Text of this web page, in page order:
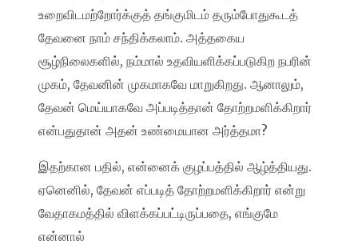
உறைவிடமற்றோர்க்குத் தங்குமிடம் தரும்போதுகூடத்
தேவனை நாம் சந்திக்கலாம். அத்தகைய
சூழ்நிலைகளில், நம்மால் உதவியளிக்கப்படுகிற நபரின்
முகம், தேவனின் முகமாகவே மாறுகிறது. ஆனாலும்,
தேவன் மெய்யாகவே அப்படித்தான் தோற்றமளிக்கிறார்
என்பதுதான் அதன் உண்மையான அர்த்தமா?
இதற்கான பதில், என்னைக் குழப்பத்தில் ஆழ்த்தியது.
ஏனெனில், தேவன் எப்படித் தோற்றமளிக்கிறார் என்று
வேதாகமத்தில் விளக்கப்பட்டிருப்பதை, எங்குமே
என்னால்